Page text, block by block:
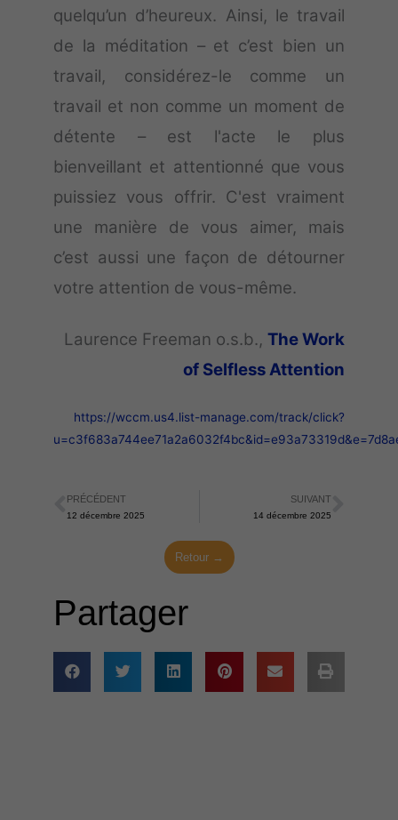
quelqu’un d’heureux. Ainsi, le travail
de la méditation – et c’est bien un
travail, considérez-le comme un
travail et non comme un moment de
détente – est l'acte le plus
bienveillant et attentionné que vous
puissiez vous offrir. C'est vraiment
une manière de vous aimer, mais
c’est aussi une façon de détourner
votre attention de vous-même.
Laurence Freeman o.s.b., The Work
of Selfless Attention
https://wccm.us4.list-manage.com/track/click?
Précédent
PRÉCÉDENT
12 décembre 2025
SUIVANT
14 décembre 2025
Retour →
Partager